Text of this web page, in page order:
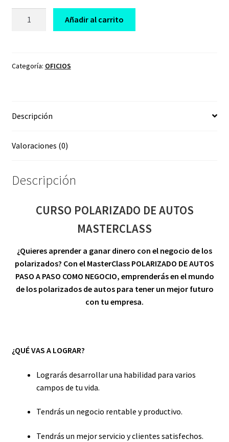
MASTERCLASS
Añadir al carrito
Categoría: OFICIOS
Descripción
Valoraciones (0)
Descripción
CURSO POLARIZADO DE AUTOS
MASTERCLASS
¿Quieres aprender a ganar dinero con el negocio de los
polarizados? Con el MasterClass POLARIZADO DE AUTOS
PASO A PASO COMO NEGOCIO, emprenderás en el mundo
de los polarizados de autos para tener un mejor futuro
con tu empresa.
¿QUÉ VAS A LOGRAR?
Lograrás desarrollar una habilidad para varios
campos de tu vida.
Tendrás un negocio rentable y productivo.
Tendrás un mejor servicio y clientes satisfechos.